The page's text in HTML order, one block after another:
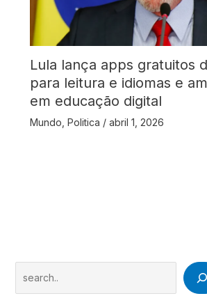
Lula lança apps gratuitos
para leitura e idiomas e
em educação digital
Mundo Politica / abril 1, 2026